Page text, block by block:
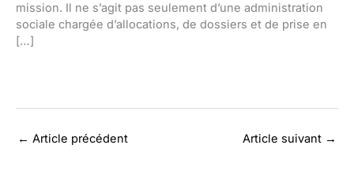
mission. Il ne s’agit pas seulement d’une administration
sociale chargée d’allocations, de dossiers et de prise en
[…]
← Article précédent Article suivant →